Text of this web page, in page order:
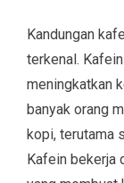
Kandungan
terkenal.
meningkatkan
banyak orang
kopi, terutama
Kafein bekerja